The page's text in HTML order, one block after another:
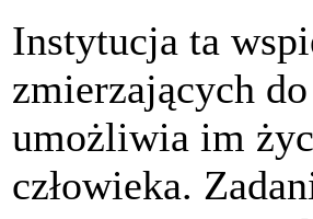
Instytucja ta
zmierzających
umożliwia im
człowieka.